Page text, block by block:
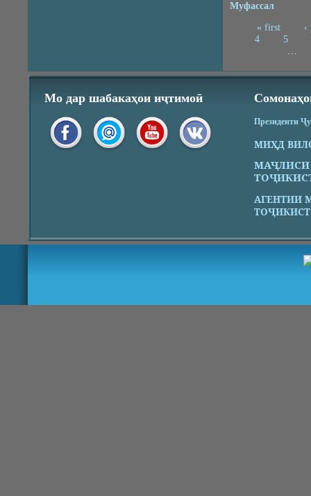
Муфассал
Pages« first
‹
4
5
Мо дар шабакаҳои иҷтимоӣ
Президенти
МИҲД
АГЕНТИИ